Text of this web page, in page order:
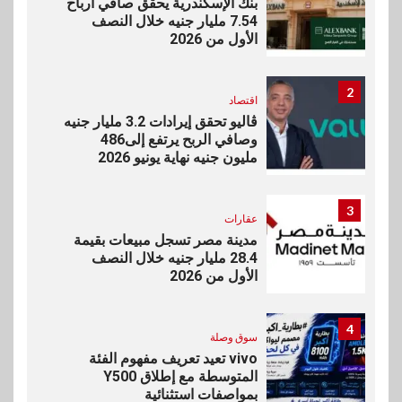
7.54 مليار جنيه خلال النصف
الأول من 2026
2
اقتصاد
ڤاليو تحقق إيرادات 3.2 مليار جنيه
وصافي الربح يرتفع إلى486
مليون جنيه نهاية يونيو 2026
3
عقارات
مدينة مصر تسجل مبيعات بقيمة
28.4 مليار جنيه خلال النصف
الأول من 2026
4
سوق وصلة
vivo تعيد تعريف مفهوم الفئة
المتوسطة مع إطلاق Y500
بمواصفات استثنائية